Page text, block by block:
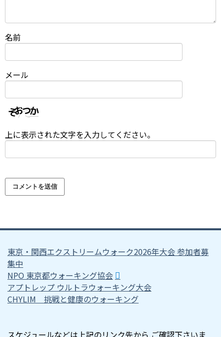
名前
メール
上に表示された文字を入力してください。
東京・関西エクストリームウォーク2026年大会 参加者募
集中
NPO 東京都ウォーキング協会
アプトレップ ウルトラウォーキング大会
CHYLIM 挑戦と健康のウォーキング
スケジュールなどは上記のリンク先から ご確認下さいま